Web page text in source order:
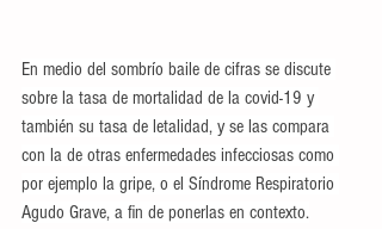
En medio del sombrío baile de cifras se discute
sobre la tasa de mortalidad de la covid-19 y
también su tasa de letalidad, y se las compara
con la de otras enfermedades infecciosas como
por ejemplo la gripe, o el Síndrome Respiratorio
Agudo Grave, a fin de ponerlas en contexto.